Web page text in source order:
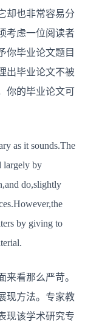
却也非常容易分
考虑一位阅读者
你毕业论文题目
出毕业论文不被
你的毕业论文可
as it sounds.The
largely by
do,slightly
by giving to
看那么严苛。
现方法。专家教
现该学术研究专